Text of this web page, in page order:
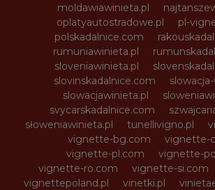
moldawiawinieta.pl
oplatyautostradowe.pl
pl-
polskadalnice.com
rumuniawinieta.pl
sloveniawinieta.pl
slovinskadalnice.com
slowacjawinieta.pl
svycarskadalnice.com
słoweniawinieta.pl
tunellivigno.pl
vignette-bg.com
vignette-
vignette-pl.com
vignette-
vignette-ro.com
vignette-si.com
vignettepoland.pl
vinetki.pl